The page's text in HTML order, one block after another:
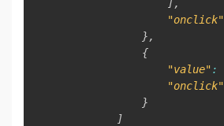
],
"onclick"
},
{
"value":
"onclick"
}
]